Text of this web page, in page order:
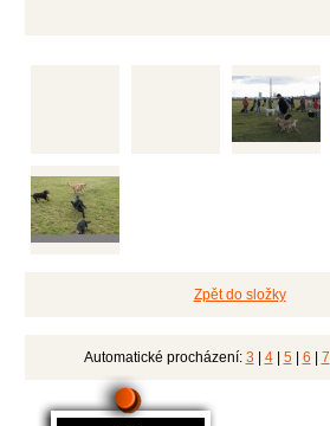
Zpět do složky
Automatické procházení: 3 | 4| 5| 6 | 7